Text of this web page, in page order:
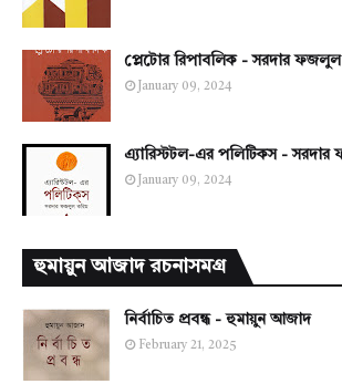
প্লেটোর রিপাবলিক - সরদার
January 09, 2024
এ্যারিস্টটল-এর পলিটিকস -
January 09, 2024
হুমায়ুন আজাদ রচনাসমগ্র
নির্বাচিত প্রবন্ধ - হুমায়ুন আজাদ
February 21, 2025